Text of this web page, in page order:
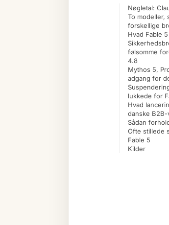
Nøgletal:
To modeller,
forskellige
Hvad Fable
følsomme
4.8
Mythos 5,
adgang for
lukkede for
Hvad
danske
Sådan
Ofte stillede
Fable 5
Kilder